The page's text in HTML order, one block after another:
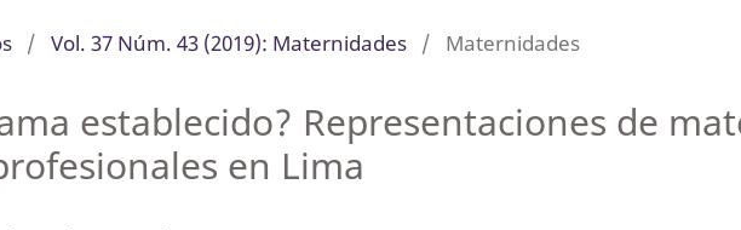
/ Vol. 37 Núm. 43 (2019): Maternidades / Maternidades
establecido? Representaciones de
en Lima